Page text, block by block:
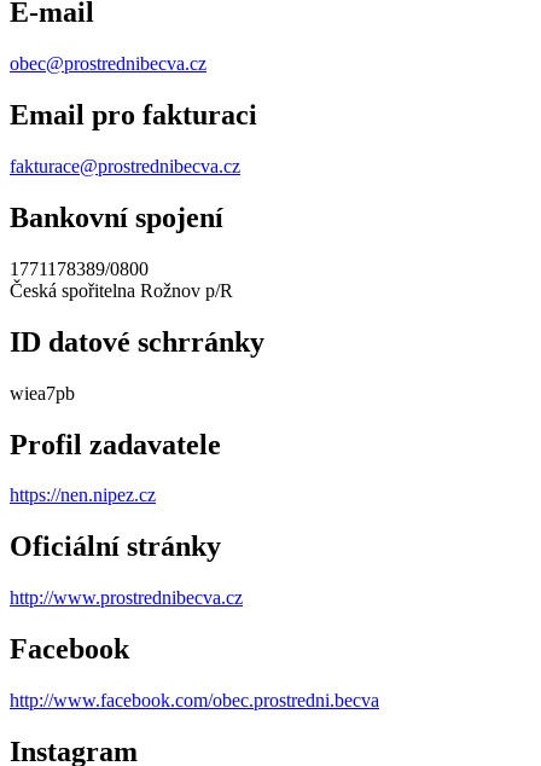
E-mail
obec@prostrednibecva.cz
Email pro fakturaci
fakturace@prostrednibecva.cz
Bankovní spojení
1771178389/0800
Česká spořitelna Rožnov p/R
ID datové schrránky
wiea7pb
Profil zadavatele
https://nen.nipez.cz
Oficiální stránky
http://www.prostrednibecva.cz
Facebook
http://www.facebook.com/obec.prostredni.becva
Instagram